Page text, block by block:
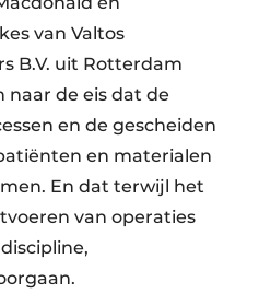
van Valtos
B.V. uit Rotterdam
naar de eis dat de
en de gescheiden
en materialen
En dat terwijl het
van operaties